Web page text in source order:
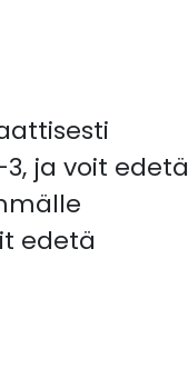
ja voit edetä
edetä